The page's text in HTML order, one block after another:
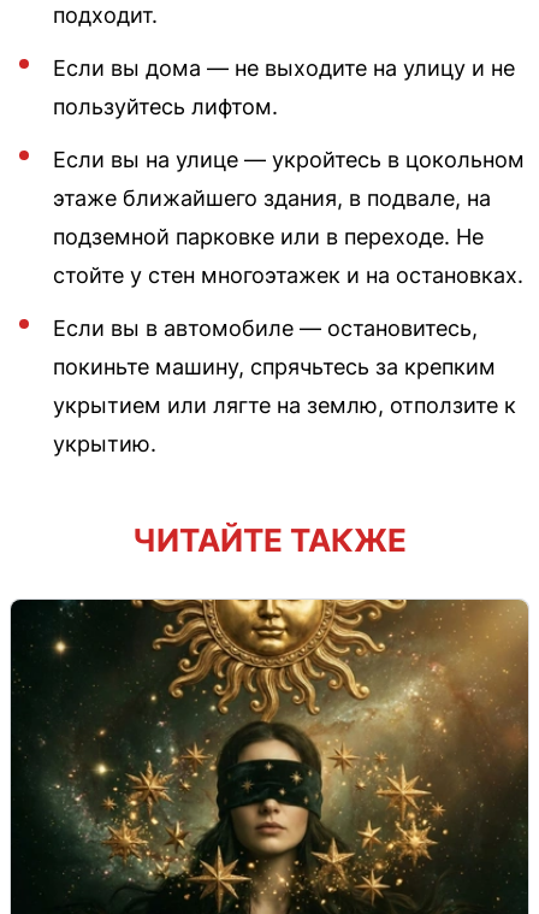
подходит.
Если вы дома — не выходите на улицу и не
пользуйтесь лифтом.
Если вы на улице — укройтесь в цокольном
этаже ближайшего здания, в подвале, на
подземной парковке или в переходе. Не
стойте у стен многоэтажек и на остановках.
Если вы в автомобиле — остановитесь,
покиньте машину, спрячьтесь за крепким
укрытием или лягте на землю, отползите к
укрытию.
ЧИТАЙТЕ ТАКЖЕ